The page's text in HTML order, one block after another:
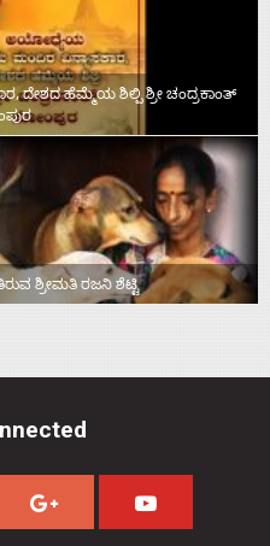
ದೇಶದ ಹೆಮ್ಮೆಯ ಶಿಲ್ಪಿ ಶ್ರೀ ಚಂದ್ರಕಾಂತ್‌
ಶ್ರೀಮತಿ ರಜನಿ ಶೆಟ್ಟಿ